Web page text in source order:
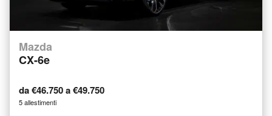
Mazda
CX-6e
da €46.750 a €49.750
5 allestimenti